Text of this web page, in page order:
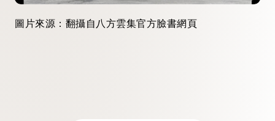
圖片來源：翻攝自八方雲集官方臉書網頁